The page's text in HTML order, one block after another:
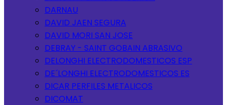
DARNAU
DAVID JAEN SEGURA
DAVID MORI SAN JOSE
DEBRAY - SAINT GOBAIN ABRASIVO
DELONGHI ELECTRODOMESTICOS ESP
DE´LONGHI ELECTRODOMESTICOS ES
DICAR PERFILES METALICOS
DICOMAT